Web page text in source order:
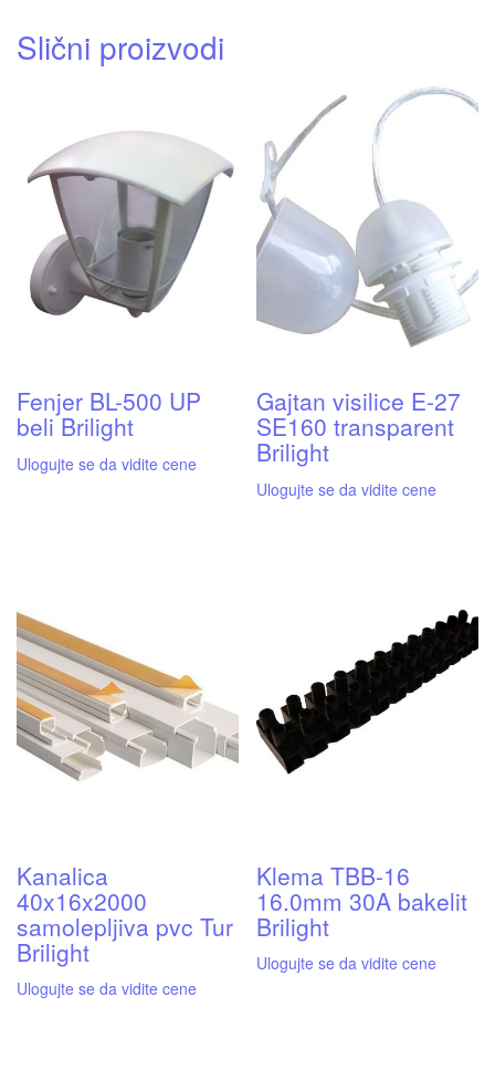
Slični proizvodi
Fenjer BL-500 UP
beli Brilight
Ulogujte se da vidite cene
Gajtan visilice E-27
SE160 transparent
Brilight
Ulogujte se da vidite cene
Kanalica
40x16x2000
samolepljiva pvc Tur
Brilight
Ulogujte se da vidite cene
Klema TBB-16
16.0mm 30A bakelit
Brilight
Ulogujte se da vidite cene